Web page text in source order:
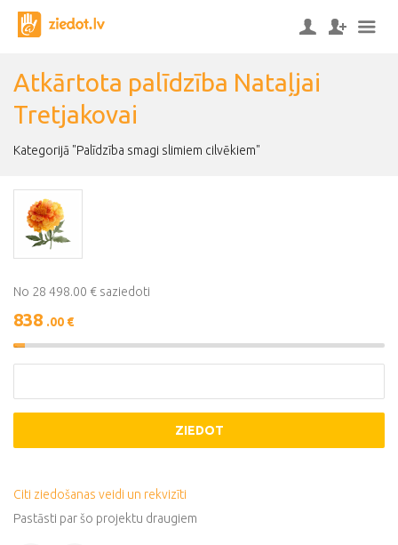
Atkārtota palīdzība Nataļjai
Tretjakovai
Kategorijā "Palīdzība smagi slimiem cilvēkiem"
No 28 498.00 € saziedoti
838 .00 €
3%
Complete
ZIEDOT
Citi ziedošanas veidi un rekvizīti
Pastāsti par šo projektu draugiem